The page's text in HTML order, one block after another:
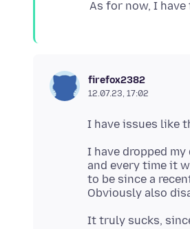
firefox2382
12.07.23, 17:02
I have dropped
and every time it
to be since a
It truly sucks,